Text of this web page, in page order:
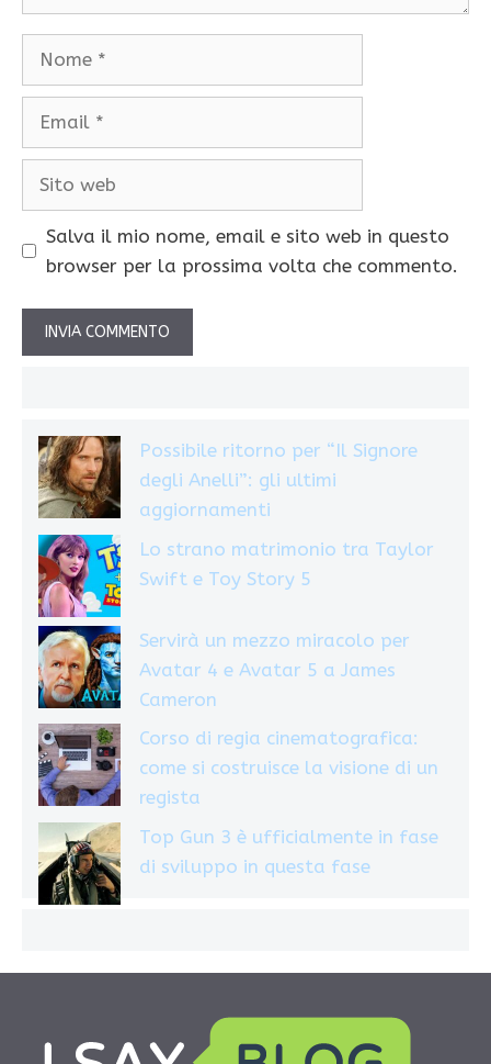
Salva il mio nome, email e sito web in questo
browser per la prossima volta che commento.
Possibile ritorno per “Il Signore
degli Anelli”: gli ultimi
aggiornamenti
Lo strano matrimonio tra Taylor
Swift e Toy Story 5
Servirà un mezzo miracolo per
Avatar 4 e Avatar 5 a James
Cameron
Corso di regia cinematografica:
come si costruisce la visione di un
regista
Top Gun 3 è ufficialmente in fase
di sviluppo in questa fase